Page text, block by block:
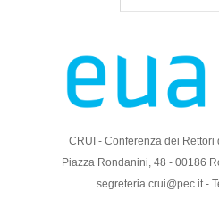
c
CRUI - Conferenza dei
Piazza Rondanini, 48 - 00186
segreteria.crui@pec.it -